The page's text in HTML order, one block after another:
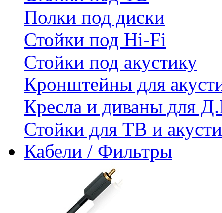
Полки под диски
Стойки под Hi-Fi
Стойки под акустику
Кронштейны для
Кресла и диваны для
Стойки для ТВ и
Кабели / Фильтры